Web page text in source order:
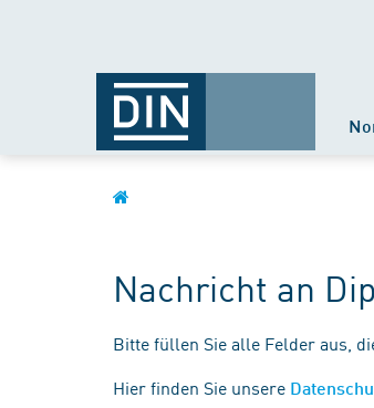
Nachricht an
Bitte füllen Sie alle Felder aus,
Hier finden Sie unsere